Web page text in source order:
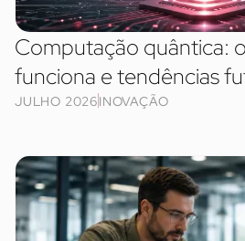
Computação quântica:
funciona e tendências
JULHO 2026INOVAÇÃO